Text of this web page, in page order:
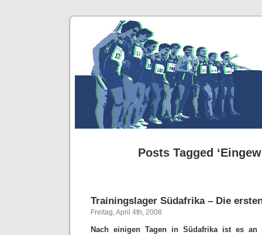
Posts Tagged
Trainingslager Südafrika – Die
Freitag, April 4th, 2008
Nach einigen Tagen in Südafrika ist es